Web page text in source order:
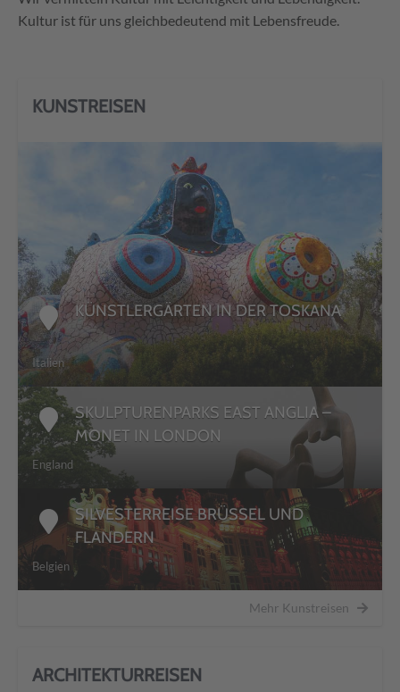
Kultur ist für uns gleichbedeutend mit Lebensfreude.
KUNSTREISEN
DETAILS
KÜNSTLERGÄRTEN IN DER TOSKANA
Italien
SKULPTURENPARKS EAST ANGLIA –
MONET IN LONDON
England
SILVESTERREISE BRÜSSEL UND
FLANDERN
Belgien
Mehr Kunstreisen
ARCHITEKTURREISEN